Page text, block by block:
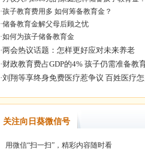
·孩子教育费用多 如何筹备教育金？
·储备教育金解父母后顾之忧
·如何为孩子储备教育金
关注向日葵微信号
用微信“扫一扫”，精彩内容随时看